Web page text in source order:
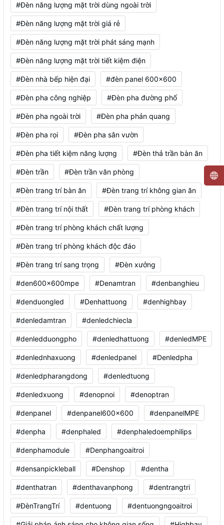
#Đèn năng lượng mặt trời dùng ngoài trời
#Đèn năng lượng mặt trời giá rẻ
#Đèn năng lượng mặt trời phát sáng mạnh
#Đèn năng lượng mặt trời tiết kiệm điện
#Đèn nhà bếp hiện đại #đèn panel 600x600
#Đèn pha công nghiệp #Đèn pha đường phố
#Đèn pha ngoài trời #Đèn pha phản quang
#Đèn pha rọi #Đèn pha sân vườn
#Đèn pha tiết kiệm năng lượng #Đèn thả trần bàn ăn
#Đèn trần #Đèn trần văn phòng
#Đèn trang trí bàn ăn #Đèn trang trí không gian ăn
#Đèn trang trí nội thất #Đèn trang trí phòng khách
#Đèn trang trí phòng khách chất lượng
#Đèn trang trí phòng khách độc đáo
#Đèn trang trí sang trọng #Đèn xưởng
#den600x600mpe #Denamtran #denbanghieu
#denduongled #Denhattuong #denhighbay
#denledamtran #denledchiecla
#denledduongpho #denledhattuong #denledMPE
#denlednhaxuong #denledpanel #Denledpha
#denledpharangdong #denledtuong
#denledxuong #denopnoi #denoptran
#denpanel #denpanel600x600 #denpanelMPE
#denpha #denphaled #denphaledoemphilips
#denphamodule #Denphangoaitroi
#densanpickleball #Denshop #dentha
#denthatran #denthavanphong #dentrangtri
#ĐènTrangTrí #dentuong #dentuongngoaitroi